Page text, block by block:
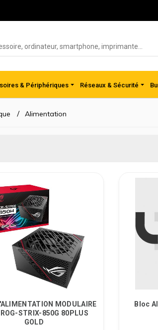
& Périphériques Réseaux & Sécurité
Alimentation
MODULAIRE
STRIX-850G 80PLUS
GOLD
Bloc